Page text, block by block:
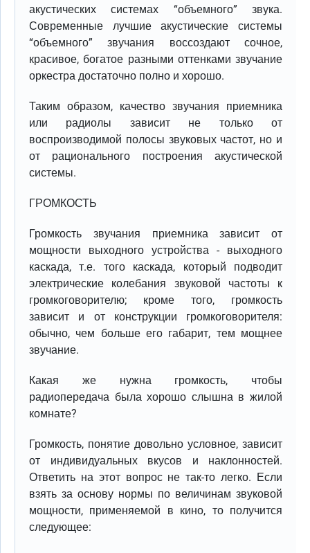
акустических системах “объемного” звука.
Современные лучшие акустические системы
“объемного” звучания воссоздают сочное,
красивое, богатое разными оттенками звучание
оркестра достаточно полно и хорошо.
Таким образом, качество звучания приемника
или радиолы зависит не только от
воспроизводимой полосы звуковых частот, но и
от рационального построения акустической
системы.
ГРОМКОСТЬ
Громкость звучания приемника зависит от
мощности выходного устройства - выходного
каскада, т.е. того каскада, который подводит
электрические колебания звуковой частоты к
громкоговорителю; кроме того, громкость
зависит и от конструкции громкоговорителя:
обычно, чем больше его габарит, тем мощнее
звучание.
Какая же нужна громкость, чтобы
радиопередача была хорошо слышна в жилой
комнате?
Громкость, понятие довольно условное, зависит
от индивидуальных вкусов и наклонностей.
Ответить на этот вопрос не так-то легко. Если
взять за основу нормы по величинам звуковой
мощности, применяемой в кино, то получится
следующее: